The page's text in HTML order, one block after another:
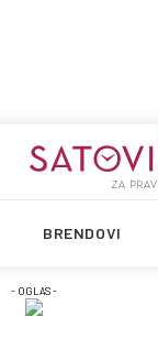
BRENDOVI
- OGLAS -